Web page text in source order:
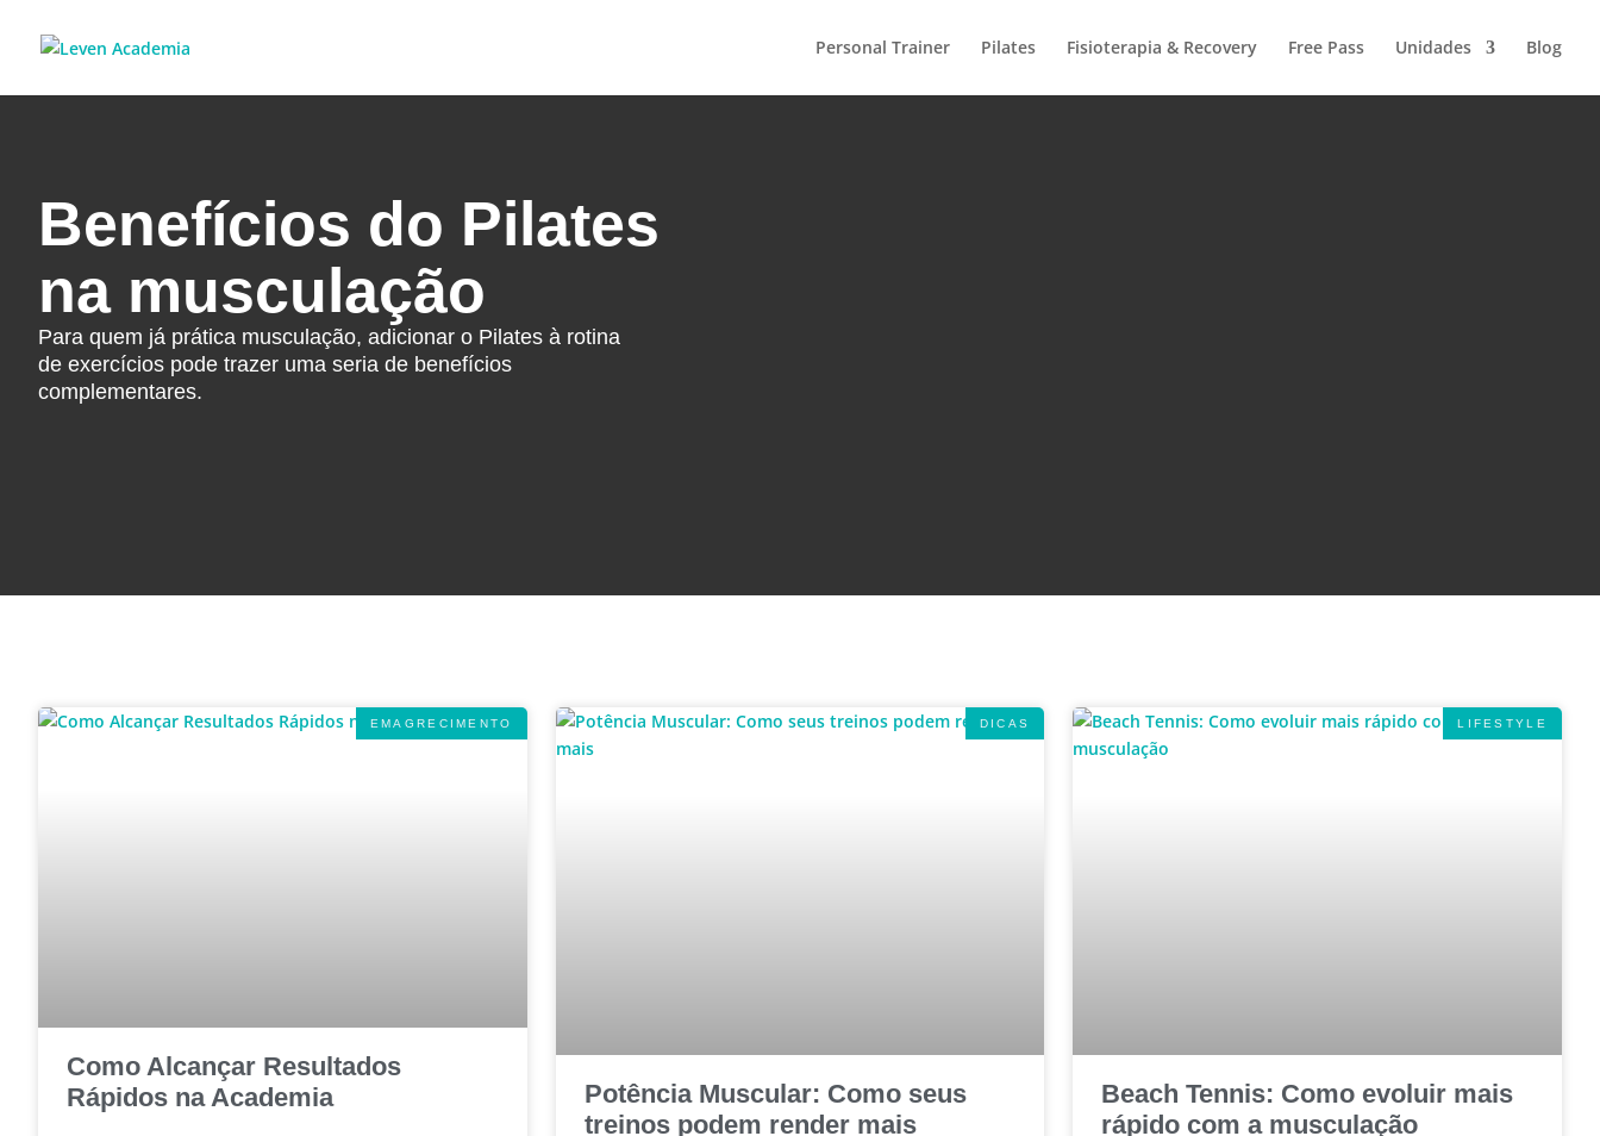
Personal Trainer Pilates Fisioterapia & Recovery Free Pass Unidades Blog
Benefícios do Pilates
na musculação
Para quem já prática musculação, adicionar o Pilates à rotina
de exercícios pode trazer uma seria de benefícios
complementares.
EMAGRECIMENTO
Como Alcançar Resultados
Rápidos na Academia
DICAS
Potência Muscular: Como seus
treinos podem render mais
LIFESTYLE
Beach Tennis: Como evoluir mais
rápido com a musculação